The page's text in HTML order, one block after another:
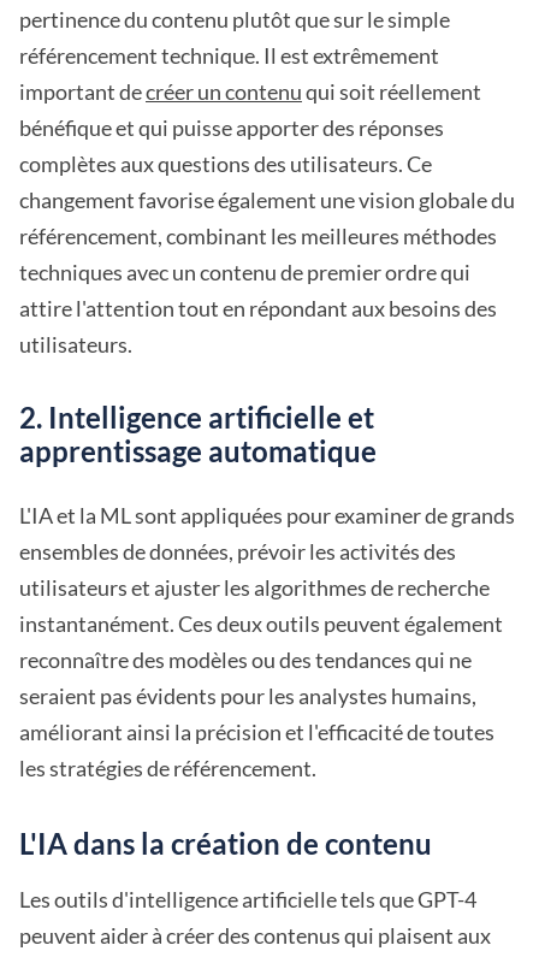
pertinence du contenu plutôt que sur le simple
référencement technique. Il est extrêmement
important decréer un contenuqui soit réellement
bénéfique et qui puisse apporter des réponses
complètes aux questions des utilisateurs. Ce
changement favorise également une vision globale du
référencement, combinant les meilleures méthodes
techniques avec un contenu de premier ordre qui
attire l'attention tout en répondant aux besoins des
utilisateurs.
2. Intelligence artificielle et
apprentissage automatique
L'IA et la ML sont appliquées pour examiner de grands
ensembles de données, prévoir les activités des
utilisateurs et ajuster les algorithmes de recherche
instantanément. Ces deux outils peuvent également
reconnaître des modèles ou des tendances qui ne
seraient pas évidents pour les analystes humains,
améliorant ainsi la précision et l'efficacité de toutes
les stratégies de référencement.
L'IA dans la création de contenu
Les outils d'intelligence artificielle tels que GPT-4
peuvent aider à créer des contenus qui plaisent aux